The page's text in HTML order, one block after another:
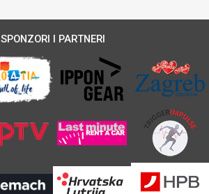
SPONZORI I PARTNERI